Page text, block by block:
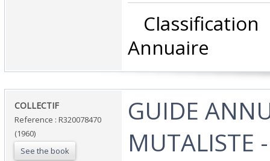
Annuaire‎
‎COLLECTIF‎
Reference : R320078470
(1960)
See the book
‎GUIDE
MUTALISTE